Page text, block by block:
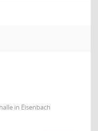
in Eisenbach